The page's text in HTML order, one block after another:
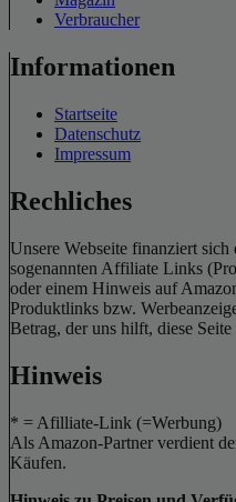
Verbraucher
Informationen
Startseite
Datenschutz
Impressum
Rechliches
Unsere Webseite finanziert
sogenannten Affiliate Links
oder einem Hinweis auf
Produktlinks bzw.
Betrag, der uns hilft, diese
Hinweis
* = Afilliate-Link (=Werbung)
Als Amazon-Partner verdient
Käufen.